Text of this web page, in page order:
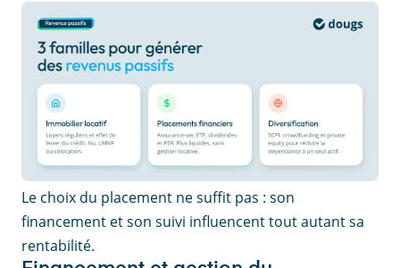
Le choix du placement ne suffit pas : son
financement et son suivi influencent tout autant sa
rentabilité.